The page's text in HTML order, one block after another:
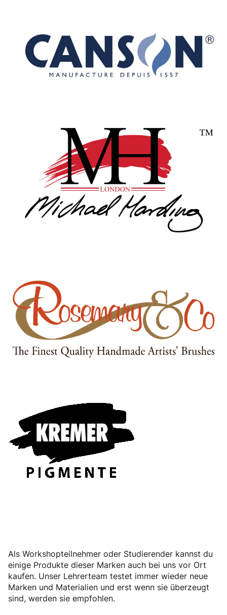
Als Workshopteilnehmer oder Studierender kannst du
einige Produkte dieser Marken auch bei uns vor Ort
kaufen. Unser Lehrerteam testet immer wieder neue
Marken und Materialien und erst wenn sie überzeugt
sind, werden sie empfohlen.